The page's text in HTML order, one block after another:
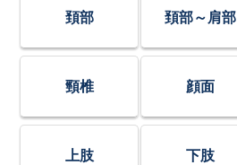
頚部 頚部～肩部
頸椎 顔面
上肢 下肢